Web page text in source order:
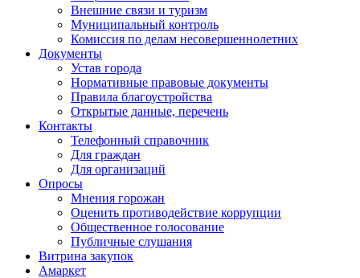
Внешние связи и туризм
Муниципальный контроль
Комиссия по делам несовершеннолетних
Документы
Устав города
Нормативные правовые документы
Правила благоустройства
Открытые данные, перечень
Контакты
Телефонный справочник
Для граждан
Для организаций
Опросы
Мнения горожан
Оценить противодействие коррупции
Общественное голосование
Публичные слушания
Витрина закупок
Амаркет